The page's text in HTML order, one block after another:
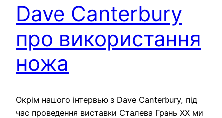
Dave Canterbury
про використання
ножа
Окрім нашого інтервью з Dave Canterbury, під
час проведення виставки Сталева Грань XX ми